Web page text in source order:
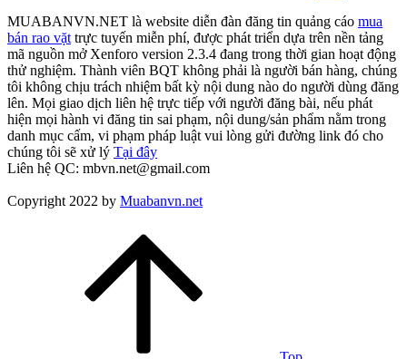
MUABANVN.NET là website diễn đàn đăng tin quảng cáo mua
bán rao vặttrực tuyến miễn phí, được phát triển dựa trên nền tảng
mã nguồn mở Xenforo version 2.3.4 đang trong thời gian hoạt động
thử nghiệm. Thành viên BQT không phải là người bán hàng, chúng
tôi không chịu trách nhiệm bất kỳ nội dung nào do người dùng đăng
lên. Mọi giao dịch liên hệ trực tiếp với người đăng bài, nếu phát
hiện mọi hành vi đăng tin sai phạm, nội dung/sản phẩm nằm trong
danh mục cấm, vi phạm pháp luật vui lòng gửi đường link đó cho
chúng tôi sẽ xử lý Tại đây
Liên hệ QC: mbvn.net@gmail.com
Copyright 2022 by Muabanvn.net